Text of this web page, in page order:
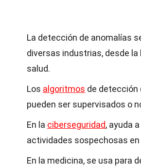
La detección de anomalías
diversas industrias, desde la
salud.
Los algoritmos de detección
pueden ser supervisados o
En la ciberseguridad, ayuda
actividades sospechosas en
En la medicina, se usa para